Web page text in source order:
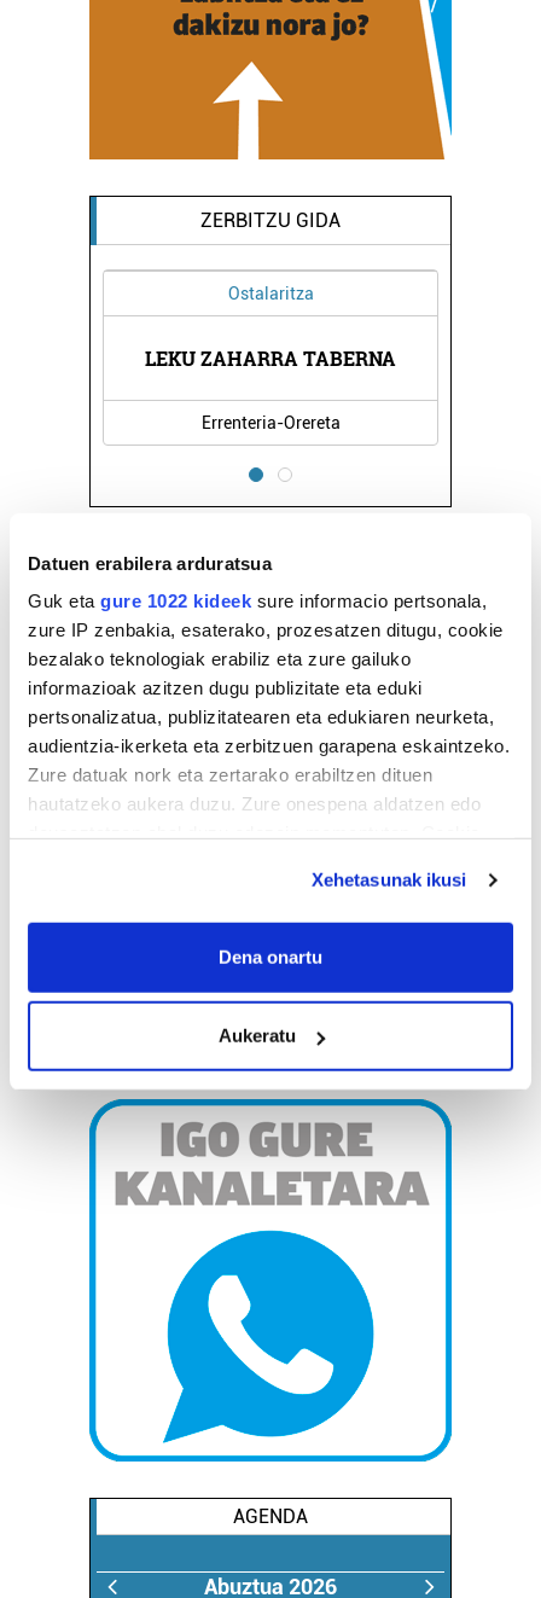
Datuen erabilera arduratsua
Guk eta gure 1022 kideek sure informacio pertsonala,
zure IP zenbakia, esaterako, prozesatzen ditugu, cookie
bezalako teknologiak erabiliz eta zure gailuko
informazioak azitzen dugu publizitate eta eduki
pertsonalizatua, publizitatearen eta edukiaren neurketa,
audientzia-ikerketa eta zerbitzuen garapena eskaintzeko.
Zure datuak nork eta zertarako erabiltzen dituen
hautatzeko aukera duzu. Zure onespena aldatzen edo
If you allow, we would also like to:
Collect information about your geographical
Identify your device by actively scanning it for
specific characteristics (fingerprinting)
Find out more about how your personal data is processed
and set your preferences in the
details section
Guk eta gure bazkideek zure datu pertsonalak
teknologia erabiliz, cookieak adibidez, iragarki eta eduki
pertsonalizatuak eskaintzeko, iragarkiak eta edukia
neurtzeko, jendeari buruzko informazioa biltzeko eta
produktuak garatzeko. Zure datuak nork eta zertarako
erabiltzen dituen hauta dezakezu.
Bazkide batzuek ez dizute baimenik eskatzen, eta beren
interes komertzial legitimoetan babesten dira. Ikusi gure
duten interes legitimoa eta horren aurka nola egin
dezakezun ikusteko.
Xehetasunak ikusi
Dena onartu
Aukeratu
ZERBITZU GIDA
Beilatokiak
OARSOALDEKO BEILATOKIA
Errenteria-Orereta
AGENDA
Abuztua 2026